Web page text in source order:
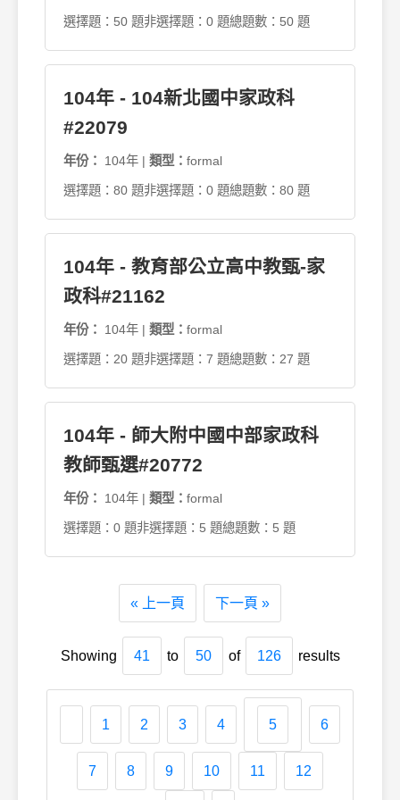
選擇題：50 題非選擇題：0 題總題數：50 題
104年 - 104新北國中家政科
#22079
年份： 104年 | 類型： formal
選擇題：80 題非選擇題：0 題總題數：80 題
104年 - 教育部公立高中教甄-家
政科#21162
年份： 104年 | 類型： formal
選擇題：20 題非選擇題：7 題總題數：27 題
104年 - 師大附中國中部家政科
教師甄選#20772
年份： 104年 | 類型： formal
選擇題：0 題非選擇題：5 題總題數：5 題
« 上一頁 下一頁 »
Showing 41 to 50 of 126 results
1 2 3 4 5 6
7 8 9 10 11 12